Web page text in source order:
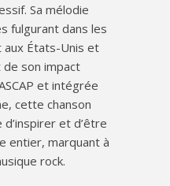
Sa mélodie
fulgurant dans les
aux États-Unis et
son impact
et intégrée
cette chanson
et d’être
entier, marquant à
rock.